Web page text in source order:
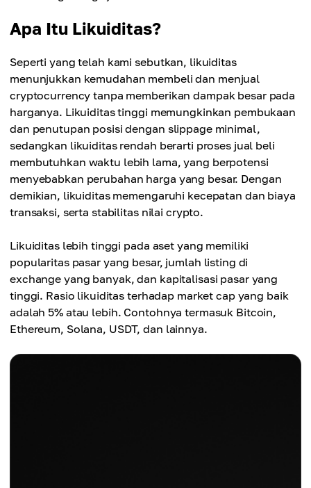
Apa Itu Likuiditas?
Seperti yang telah kami sebutkan, likuiditas
menunjukkan kemudahan membeli dan menjual
cryptocurrency tanpa memberikan dampak besar pada
harganya. Likuiditas tinggi memungkinkan pembukaan
dan penutupan posisi dengan slippage minimal,
sedangkan likuiditas rendah berarti proses jual beli
membutuhkan waktu lebih lama, yang berpotensi
menyebabkan perubahan harga yang besar. Dengan
demikian, likuiditas memengaruhi kecepatan dan biaya
transaksi, serta stabilitas nilai crypto.
Likuiditas lebih tinggi pada aset yang memiliki
popularitas pasar yang besar, jumlah listing di
exchange yang banyak, dan kapitalisasi pasar yang
tinggi. Rasio likuiditas terhadap market cap yang baik
adalah 5% atau lebih. Contohnya termasuk Bitcoin,
Ethereum, Solana, USDT, dan lainnya.